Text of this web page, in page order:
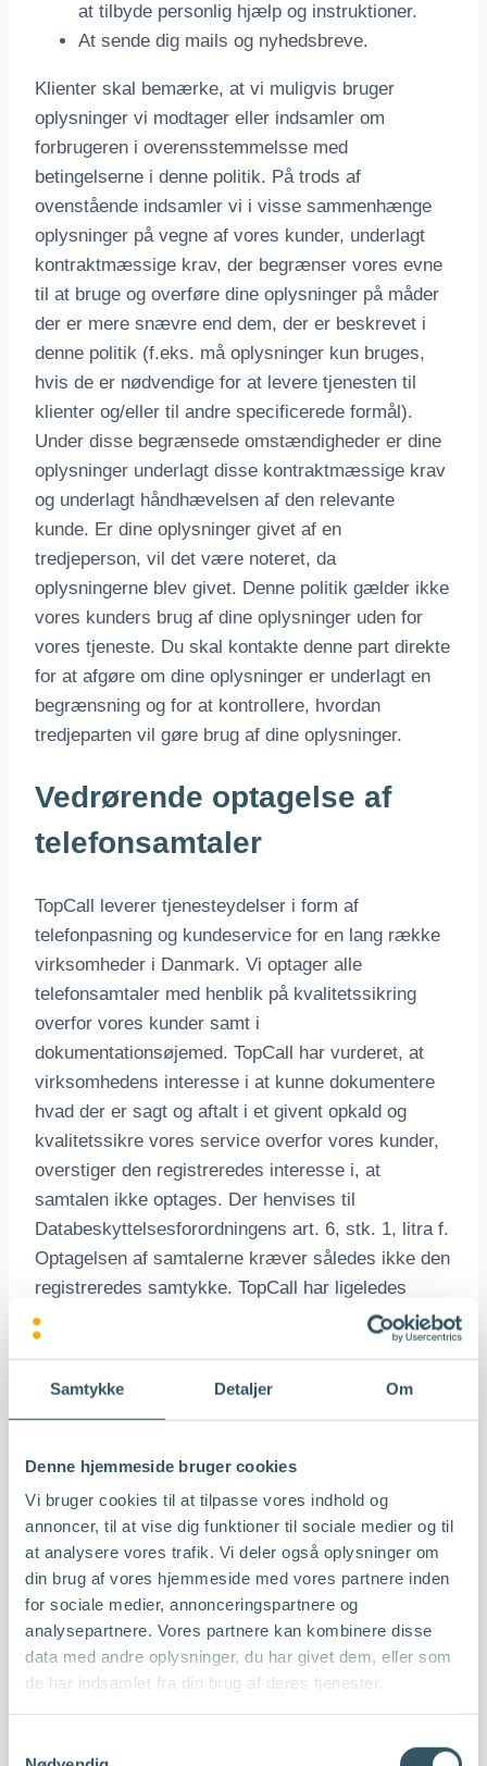
Samtykke Detaljer Om
Denne hjemmeside bruger cookies
Vi bruger cookies til at tilpasse vores indhold og
annoncer, til at vise dig funktioner til sociale medier og til
at analysere vores trafik. Vi deler også oplysninger om
din brug af vores hjemmeside med vores partnere inden
for sociale medier, annonceringspartnere og
analysepartnere. Vores partnere kan kombinere disse
data med andre oplysninger, du har givet dem, eller som
de har indsamlet fra din brug af deres tjenester.
at tilbyde personlig hjælp og instruktioner.
At sende dig mails og nyhedsbreve.
Klienter skal bemærke, at vi muligvis bruger
oplysninger vi modtager eller indsamler om
forbrugeren i overensstemmelsse med
betingelserne i denne politik. På trods af
ovenstående indsamler vi i visse sammenhænge
oplysninger på vegne af vores kunder, underlagt
kontraktmæssige krav, der begrænser vores evne
til at bruge og overføre dine oplysninger på måder
der er mere snævre end dem, der er beskrevet i
denne politik (f.eks. må oplysninger kun bruges,
hvis de er nødvendige for at levere tjenesten til
klienter og/eller til andre specificerede formål).
Under disse begrænsede omstændigheder er dine
oplysninger underlagt disse kontraktmæssige krav
og underlagt håndhævelsen af den relevante
kunde. Er dine oplysninger givet af en
tredjeperson, vil det være noteret, da
oplysningerne blev givet. Denne politik gælder ikke
vores kunders brug af dine oplysninger uden for
vores tjeneste. Du skal kontakte denne part direkte
for at afgøre om dine oplysninger er underlagt en
begrænsning og for at kontrollere, hvordan
tredjeparten vil gøre brug af dine oplysninger.
Vedrørende optagelse af
telefonsamtaler
TopCall leverer tjenesteydelser i form af
telefonpasning og kundeservice for en lang række
virksomheder i Danmark. Vi optager alle
telefonsamtaler med henblik på kvalitetssikring
overfor vores kunder samt i
dokumentationsøjemed. TopCall har vurderet, at
virksomhedens interesse i at kunne dokumentere
hvad der er sagt og aftalt i et givent opkald og
kvalitetssikre vores service overfor vores kunder,
overstiger den registreredes interesse i, at
samtalen ikke optages. Der henvises til
Databeskyttelsesforordningens art. 6, stk. 1, litra f.
Optagelsen af samtalerne kræver således ikke den
registreredes samtykke. TopCall har ligeledes
vurderet, at behovet for at kunne dokumentere en
samtales indhold overfor vores kunder, ikke kan
dokumentation via fx telefonnotater, ikke er
tilstrækkeligt sikker.
TopCall opbevarer som udgangspunkt optagne
telefonopkald i op til tre måneder, hvorefter de
slettes. Opkald, som har givet anledning til tvist,
kan gemmes i længere tid, og vil blive slettet, når
tvisten er løst.
Hvornår og hvordan deler